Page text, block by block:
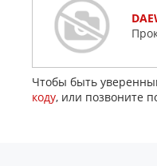
Чтобы быть
коду, или позвоните